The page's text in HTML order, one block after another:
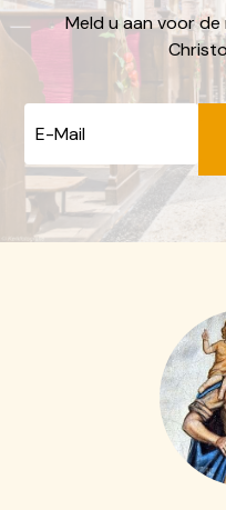
Meld u aan voor de